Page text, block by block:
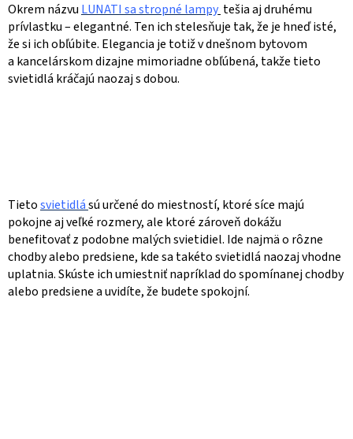
Okrem názvu LUNATI sa stropné lampy tešia aj druhému
prívlastku – elegantné. Ten ich stelesňuje tak, že je hneď isté,
že si ich obľúbite. Elegancia je totiž v dnešnom bytovom
a kancelárskom dizajne mimoriadne obľúbená, takže tieto
svietidlá kráčajú naozaj s dobou.
Tietosvietidlású určené do miestností, ktoré síce majú
pokojne aj veľké rozmery, ale ktoré zároveň dokážu
benefitovať z podobne malých svietidiel. Ide najmä o rôzne
chodby alebo predsiene, kde sa takéto svietidlá naozaj vhodne
uplatnia. Skúste ich umiestniť napríklad do spomínanej chodby
alebo predsiene a uvidíte, že budete spokojní.